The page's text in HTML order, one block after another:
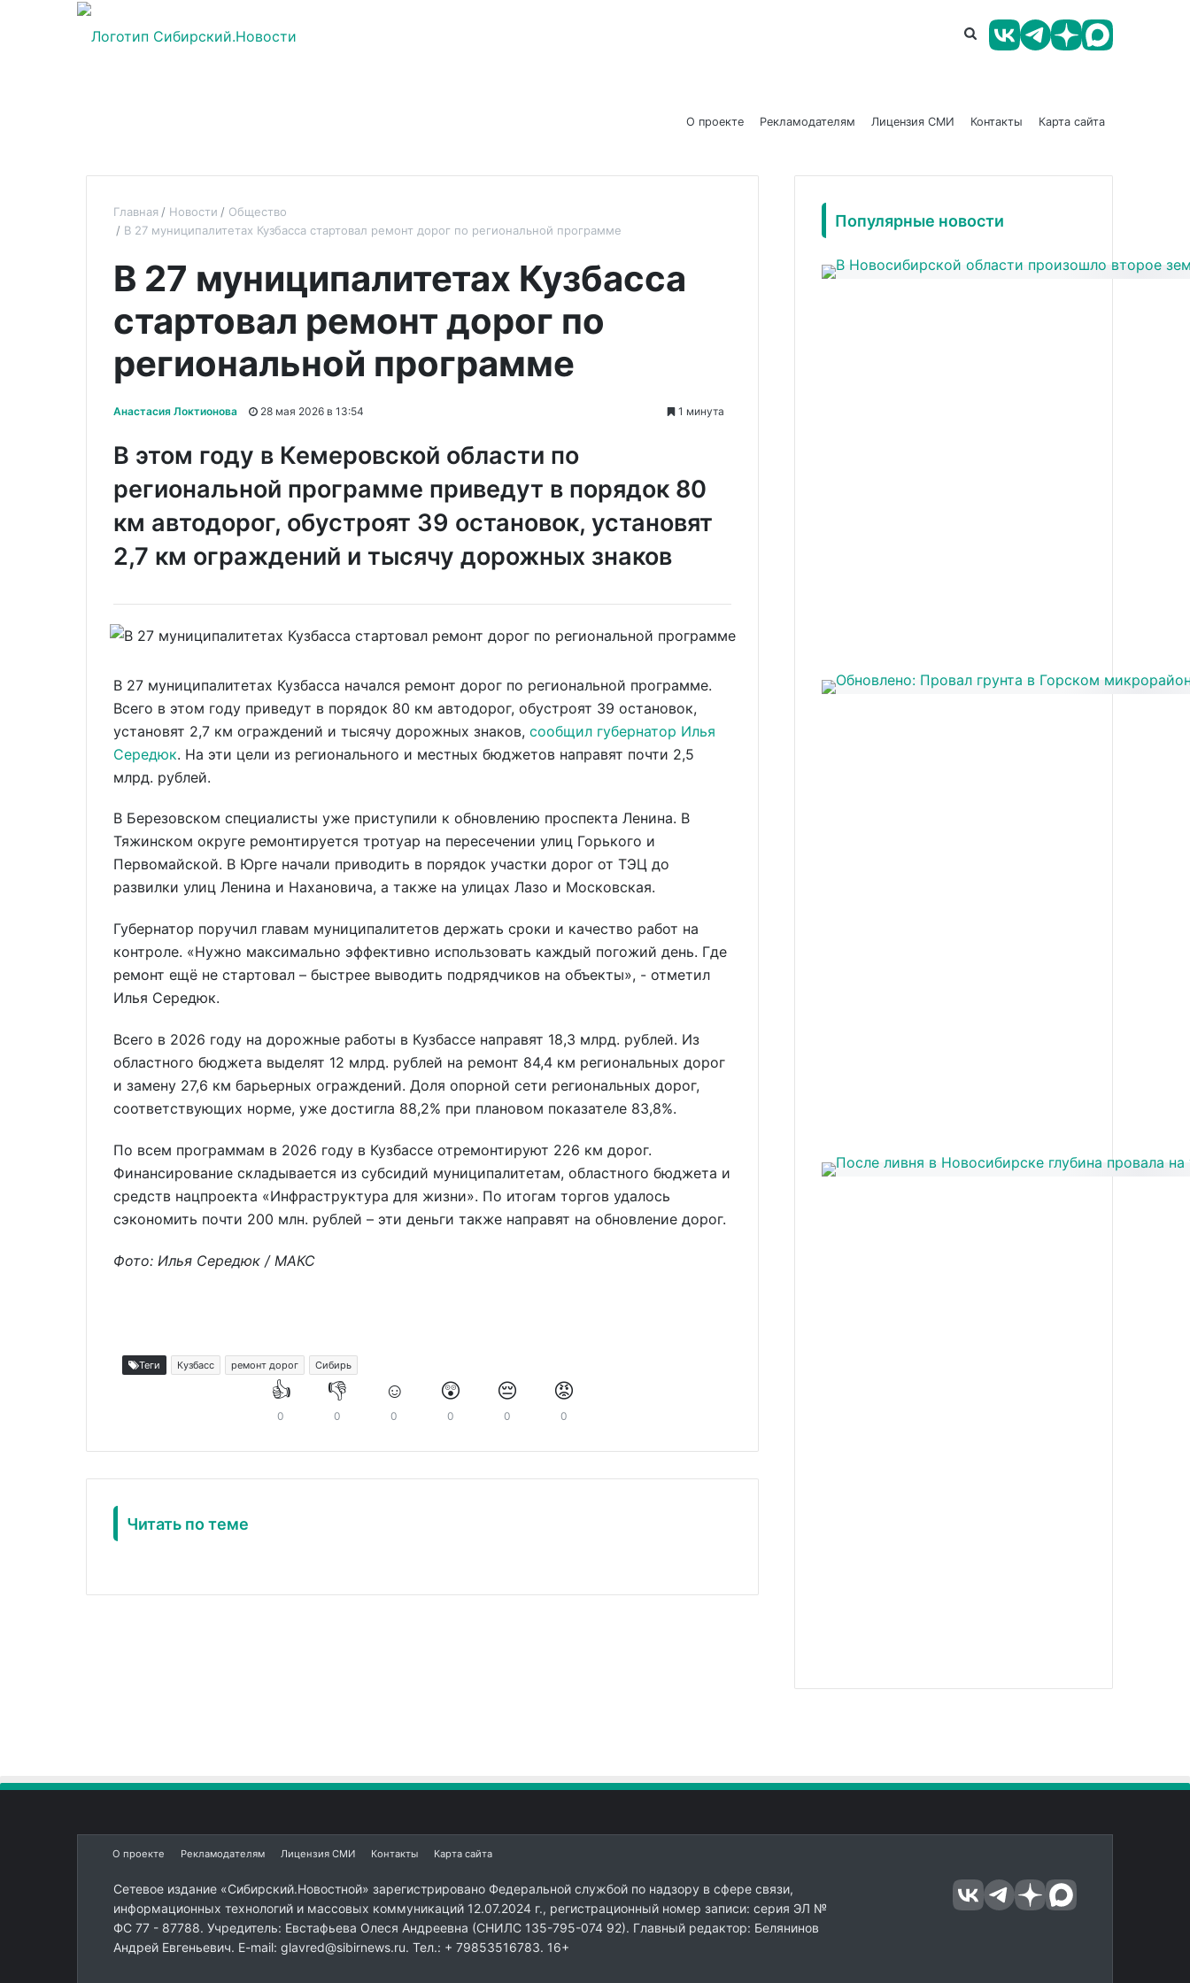
О проекте Рекламодателям Лицензия СМИ Контакты Карта сайта
Главная Новости
Общество
В 27 муниципалитетах Кузбасса стартовал ремонт дорог по региональной программе
В 27 муниципалитетах Кузбасса
стартовал ремонт дорог по
региональной программе
Анастасия Локтионова 28 мая 2026 в 13:54 1 минута
В этом году в Кемеровской области по
региональной программе приведут в порядок 80
км автодорог, обустроят 39 остановок, установят
2,7 км ограждений и тысячу дорожных знаков
В 27 муниципалитетах Кузбасса начался ремонт дорог по региональной программе.
Всего в этом году приведут в порядок 80 км автодорог, обустроят 39 остановок,
установят 2,7 км ограждений и тысячу дорожных знаков, сообщил губернатор Илья
Середюк. На эти цели из регионального и местных бюджетов направят почти 2,5
млрд. рублей.
В Березовском специалисты уже приступили к обновлению проспекта Ленина. В
Тяжинском округе ремонтируется тротуар на пересечении улиц Горького и
Первомайской. В Юрге начали приводить в порядок участки дорог от ТЭЦ до
развилки улиц Ленина и Нахановича, а также на улицах Лазо и Московская.
Губернатор поручил главам муниципалитетов держать сроки и качество работ на
контроле. «Нужно максимально эффективно использовать каждый погожий день. Где
ремонт ещё не стартовал – быстрее выводить подрядчиков на объекты», - отметил
Илья Середюк.
Всего в 2026 году на дорожные работы в Кузбассе направят 18,3 млрд. рублей. Из
областного бюджета выделят 12 млрд. рублей на ремонт 84,4 км региональных дорог
и замену 27,6 км барьерных ограждений. Доля опорной сети региональных дорог,
соответствующих норме, уже достигла 88,2% при плановом показателе 83,8%.
По всем программам в 2026 году в Кузбассе отремонтируют 226 км дорог.
Финансирование складывается из субсидий муниципалитетам, областного бюджета и
средств нацпроекта «Инфраструктура для жизни». По итогам торгов удалось
сэкономить почти 200 млн. рублей – эти деньги также направят на обновление дорог.
Фото: Илья Середюк / МАКС
Теги Кузбасс ремонт дорог Сибирь
👍
0
👎
0
☺️
0
😲
0
😔
0
😡
0
Читать по теме
Популярные новости
О проекте Рекламодателям Лицензия СМИ Контакты Карта сайта
Сетевое издание «Сибирский.Новостной» зарегистрировано Федеральной службой по надзору в сфере связи,
информационных технологий и массовых коммуникаций 12.07.2024 г., регистрационный номер записи: серия ЭЛ №
ФС 77 - 87788. Учредитель: Евстафьева Олеся Андреевна (СНИЛС 135-795-074 92). Главный редактор: Белянинов
Андрей Евгеньевич. E-mail: glavred@sibirnews.ru. Тел.: + 79853516783. 16+